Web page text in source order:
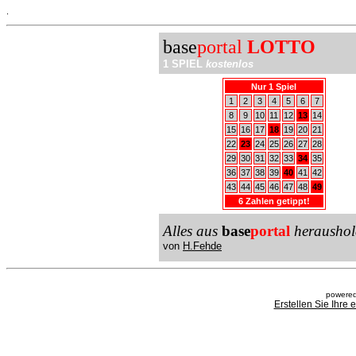
baseportal LOTTO
1 SPIEL kostenlos
Nur 1 Spiel
1
2 3 4 5 6
7
8
9 10 11 12 13
14
15
16 17 18 19 20 21
22 23 24 25 26 27 28
29 30 31 32 33 34 35
36 37 38 39 40 41
42
43 44 45 46 47 48 49
6 Zahlen getippt!
Alles aus baseportal
von H.Fehde
Erstellen Sie Ihre